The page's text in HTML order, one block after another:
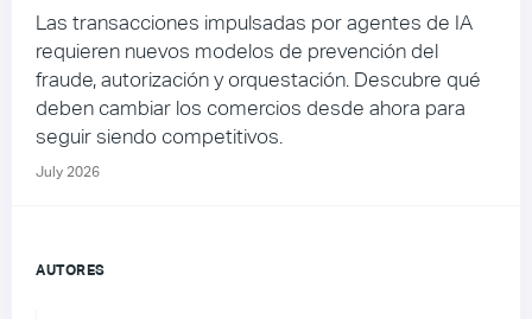
Las transacciones impulsadas por agentes de IA
requieren nuevos modelos de prevención del
fraude, autorización y orquestación. Descubre qué
deben cambiar los comercios desde ahora para
seguir siendo competitivos.
July 2026
AUTORES